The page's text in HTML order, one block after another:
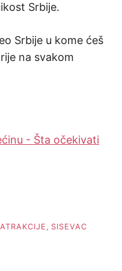
Srbije.
Srbije u kome ćeš
na svakom
- Šta očekivati
SISEVAC